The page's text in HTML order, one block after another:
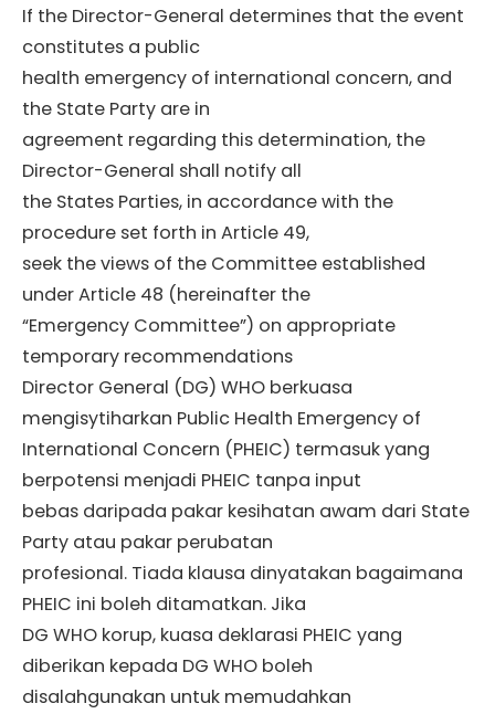
If the Director-General determines that the event
constitutes a public
health emergency of international concern, and
the State Party are in
agreement regarding this determination, the
Director-General shall notify all
the States Parties, in accordance with the
procedure set forth in Article 49,
seek the views of the Committee established
under Article 48 (hereinafter the
“Emergency Committee”) on appropriate
temporary recommendations
Director General (DG) WHO berkuasa
mengisytiharkan Public Health Emergency of
International Concern (PHEIC) termasuk yang
berpotensi menjadi PHEIC tanpa input
bebas daripada pakar kesihatan awam dari State
Party atau pakar perubatan
profesional. Tiada klausa dinyatakan bagaimana
PHEIC ini boleh ditamatkan. Jika
DG WHO korup, kuasa deklarasi PHEIC yang
diberikan kepada DG WHO boleh
disalahgunakan untuk memudahkan